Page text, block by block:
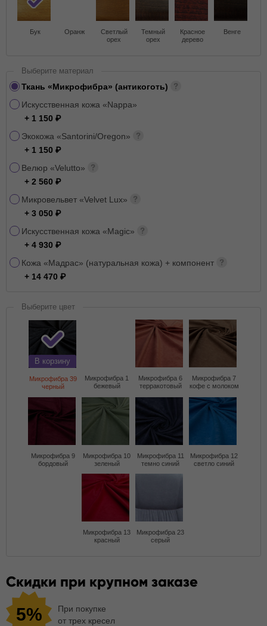
Бук Оранж
Светлый
орех
Темный
орех
Красное
дерево
Венге
Выберите материал
Ткань «Микрофибра» (антикоготь)
Искусственная кожа «Nappa»
+ 1 150
Экокожа «Santorini/Oregon»
+ 1 150
Велюр «Velutto»
+ 2 560
Микровельвет «Velvet Lux»
+ 3 050
Искусственная кожа «Magic»
+ 4 930
Кожа «Мадрас» (натуральная кожа) + компонент
+ 14 470
Выберите цвет
В корзину
Микрофибра 39
черный
Микрофибра 1
бежевый
Микрофибра 6
терракотовый
Микрофибра 7
кофе с молоком
Микрофибра 9
бордовый
Микрофибра 10
зеленый
Микрофибра 11
темно синий
Микрофибра 12
светло синий
Микрофибра 13
красный
Микрофибра 23
серый
Скидки при крупном заказе
5%
При покупке
от трех кресел